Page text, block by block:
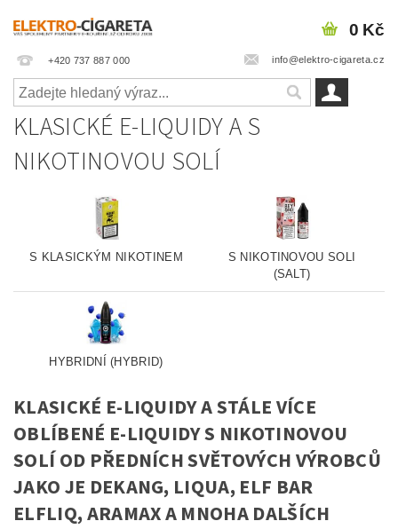
+420 737 887 000 info@elektro-cigareta.cz
0 Kč
KLASICKÉ E-LIQUIDY A S
NIKOTINOVOU SOLÍ
S KLASICKÝM NIKOTINEM
S NIKOTINOVOU SOLI
(SALT)
HYBRIDNÍ (HYBRID)
KLASICKÉ E-LIQUIDY A STÁLE VÍCE
OBLÍBENÉ E-LIQUIDY S NIKOTINOVOU
SOLÍ OD PŘEDNÍCH SVĚTOVÝCH VÝROBCŮ
JAKO JE DEKANG, LIQUA, ELF BAR
ELFLIQ, ARAMAX A MNOHA DALŠÍCH